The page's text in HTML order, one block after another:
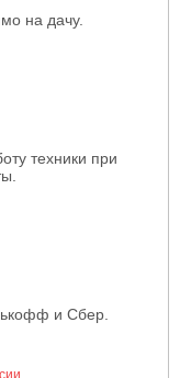
на дачу.
техники при
и Сбер.